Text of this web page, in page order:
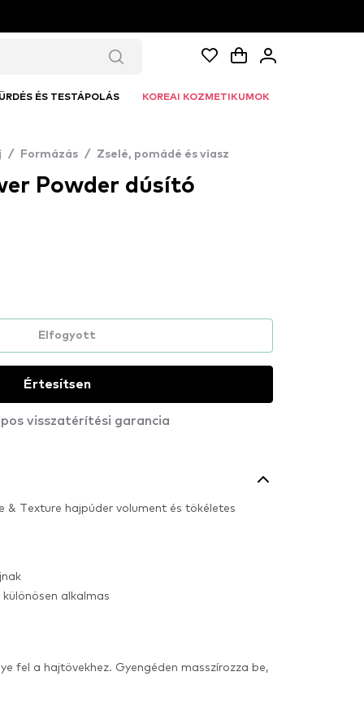
ÉS TESTÁPOLÁS KOREAI KOZMETIKUMOK
/ Formázás / Zselé, pomádé és viasz
Powder dúsító
Elfogyott
Értesítsen
visszatérítési garancia
& Texture hajpúder volument és tökéletes
alkalmas
fel a hajtövekhez. Gyengéden masszírozza be,